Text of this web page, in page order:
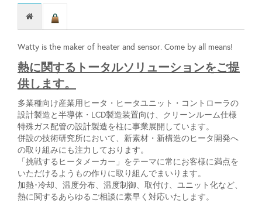
Watty is the maker of heater and sensor. Come by all means!
熱に関するトータルソリューションをご提
供します。
多業種向け産業用ヒータ・ヒータユニット・コントローラの
設計製造と半導体・LCD製造装置向け、クリーンルーム仕様
特殊ガス配管の設計製造を柱に事業展開しています。
併設の技術研究所において、新素材・新構造のヒータ開発へ
の取り組みにも注力しております。
「挑戦するヒータメーカー」をテーマに常にお客様に満点を
いただけるようもの作りに取り組んでまいります。
加熱･冷却、温度分布、温度制御、取付け、ユニット化など、
熱に関するあらゆるご相談に素早く対応いたします。